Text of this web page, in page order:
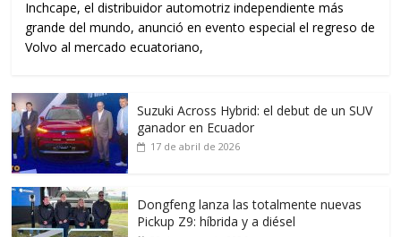
Inchcape, el distribuidor automotriz independiente más
grande del mundo, anunció en evento especial el regreso de
Volvo al mercado ecuatoriano,
Suzuki Across Hybrid: el debut de un SUV
ganador en Ecuador
17 de abril de 2026
Dongfeng lanza las totalmente nuevas
Pickup Z9: híbrida y a diésel